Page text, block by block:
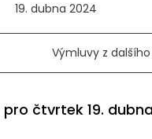
19. dubna 2024
Výmluvy z
čtvrtek 19.